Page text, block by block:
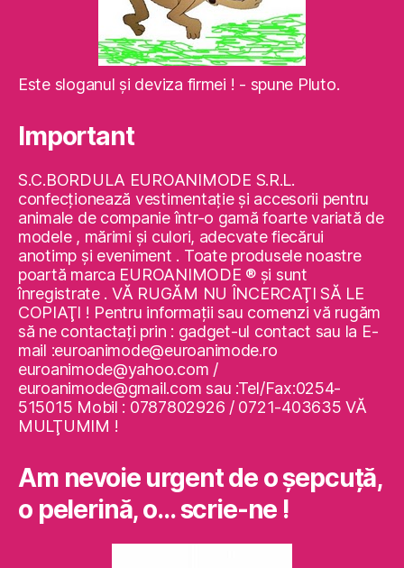
Este sloganul şi deviza firmei ! - spune Pluto.
Important
S.C.BORDULA EUROANIMODE S.R.L.
confecţionează vestimentaţie şi accesorii pentru
animale de companie într-o gamă foarte variată de
modele , mărimi şi culori, adecvate fiecărui
anotimp şi eveniment . Toate produsele noastre
poartă marca EUROANIMODE ® şi sunt
înregistrate . VĂ RUGĂM NU ÎNCERCAŢI SĂ LE
COPIAŢI ! Pentru informaţii sau comenzi vă rugăm
să ne contactaţi prin : gadget-ul contact sau la E-
mail :euroanimode@euroanimode.ro
euroanimode@yahoo.com /
euroanimode@gmail.com sau :Tel/Fax:0254-
515015 Mobil : 0787802926 / 0721-403635 VĂ
MULŢUMIM !
Am nevoie urgent de o şepcuţă,
o pelerină, o… scrie-ne !